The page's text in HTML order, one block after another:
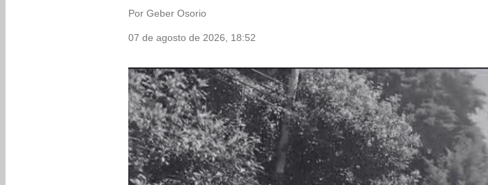
Por Geber Osorio
07 de agosto de 2026, 18:52